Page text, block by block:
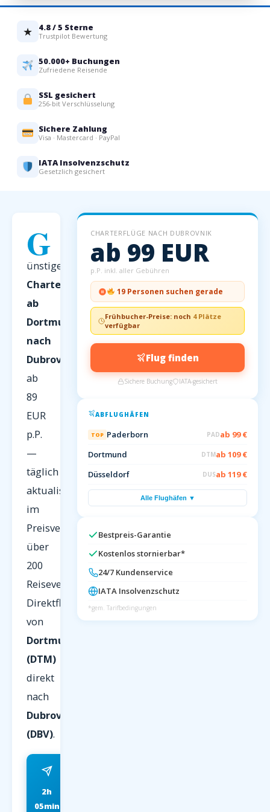
★ 4.8 / 5 Sterne
Trustpilot Bewertung
50.000+ Buchungen
Zufriedene Reisende
SSL gesichert
256-bit Verschlüsselung
Sichere Zahlung
Visa · Mastercard · PayPal
IATA Insolvenzschutz
Gesetzlich gesichert
G
ünstige
Charterflüge
ab
Dortmund
nach
Dubrovnik
ab
89
EUR
p.P.
—
täglich
aktualisiert
im
Preisvergleich
über
200
Reiseveranstalter.
Direktflug
von
Dortmund
(DTM)
direkt
nach
Dubrovnik
(DBV).
2h
05min
CHARTERFLÜGE NACH DUBROVNIK
ab 99 EUR
p.P. inkl. aller Gebühren
19 Personen suchen gerade
Frühbucher-Preise: noch 4 Plätze
verfügbar
Flug finden
Sichere Buchung IATA-gesichert
ABFLUGHÄFEN
TOP Paderborn PADab 99 €
Dortmund
DTMab 109 €
Düsseldorf
DUSab 119 €
Alle Flughäfen ▼
Bestpreis-Garantie
Kostenlos stornierbar*
24/7 Kundenservice
IATA Insolvenzschutz
*gem. Tarifbedingungen